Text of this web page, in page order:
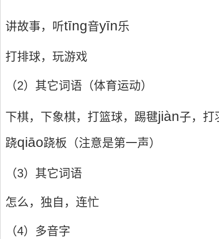
讲故事，听tīng音yīn乐
打排球，玩游戏
（2）其它词语（体育运动）
下棋，下象棋，打篮球，踢毽jiàn子，打
跷qiāo跷板（注意是第一声）
（3）其它词语
怎么，独自，连忙
（4）多音字